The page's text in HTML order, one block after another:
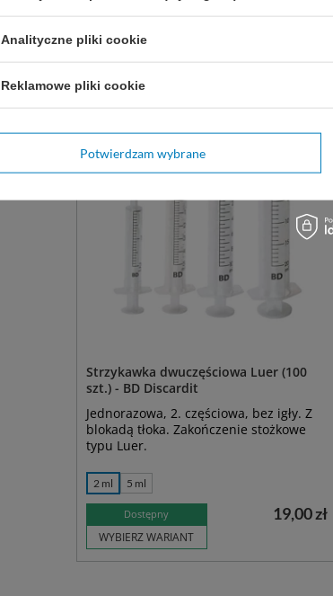
Strzykawka dwuczęściowa Luer (100
szt.) - BD Discardit
Jednorazowa, 2. częściowa, bez igły. Z
blokadą tłoka. Zakończenie stożkowe
typu Luer.
2 ml 5 ml
Dostępny
WYBIERZ WARIANT
19,00 zł
Analityczne pliki cookie
Reklamowe pliki cookie
Potwierdzam wybrane